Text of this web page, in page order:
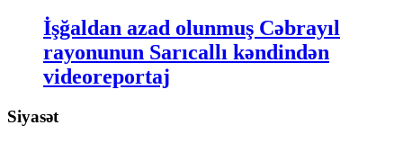
İşğaldan azad olunmuş Cəbrayıl
rayonunun Sarıcallı kəndindən
videoreportaj
Siyasət